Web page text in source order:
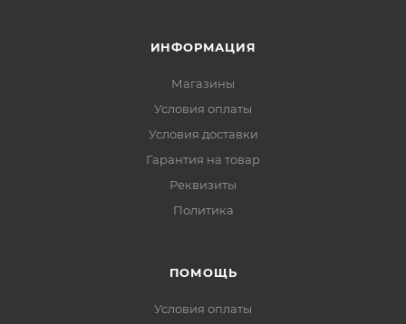
ИНФОРМАЦИЯ
Магазины
Условия оплаты
Условия доставки
Гарантия на товар
Реквизиты
Политика
ПОМОЩЬ
Условия оплаты